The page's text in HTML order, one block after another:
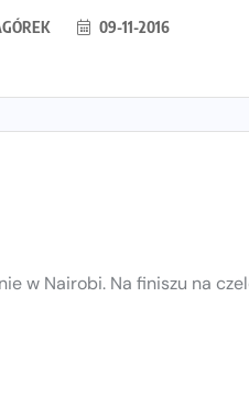
09-11-2016
w Nairobi. Na finiszu na